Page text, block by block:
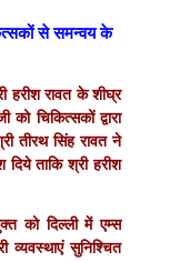
से समन्वय के
हरीश रावत के शीघ्र
चिकित्सकों द्वारा
तीरथ सिंह रावत ने
दिये ताकि श्री हरीश
को दिल्ली में एम्स
सुनिश्चित